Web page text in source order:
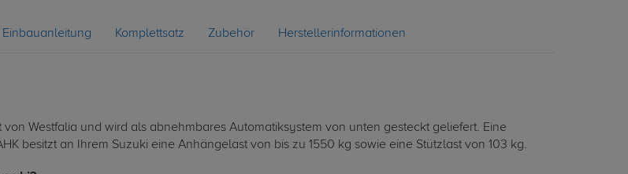
Einbauanleitung Komplettsatz Zubehör Herstellerinformationen
Westfalia und wird als abnehmbares Automatiksystem von unten gesteckt geliefert. Eine
besitzt an Ihrem Suzuki eine Anhängelast von bis zu 1550 kg sowie eine Stützlast von 103 kg.